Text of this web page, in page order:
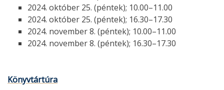
2024. október 25. (péntek); 10.00–11.00
2024. október 25. (péntek); 16.30–17.30
2024. november 8. (péntek); 10.00–11.00
2024. november 8. (péntek); 16.30–17.30
Könyvtártúra